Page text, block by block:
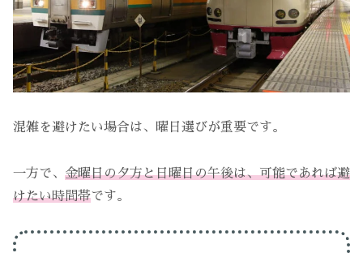
混雑を避けたい場合は、曜日選びが重要です。
一方で、 金曜日の夕方と日曜日の午後は、可能であれば避
けたい時間帯です。